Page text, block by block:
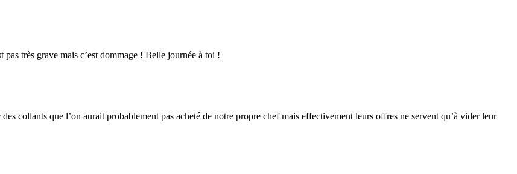
très grave mais c’est dommage ! Belle journée à toi !
collants que l’on aurait probablement pas acheté de notre propre chef mais effectivement leurs offres ne servent qu’à vider leur